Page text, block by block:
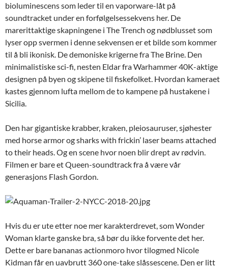
bioluminescens som leder til en vaporware-låt på
soundtracket under en forfølgelsessekvens her. De
marerittaktige skapningene i The Trench og nødblusset som
lyser opp svermen i denne sekvensen er et bilde som kommer
til å bli ikonisk. De demoniske krigerne fra The Brine. Den
minimalistiske sci-fi, nesten Eldar fra Warhammer 40K-aktige
designen på byen og skipene til fiskefolket. Hvordan kameraet
kastes gjennom lufta mellom de to kampene på hustakene i
Sicilia.
Den har gigantiske krabber, kraken, pleiosauruser, sjøhester
med horse armor og sharks with frickin’ laser beams attached
to their heads. Og en scene hvor noen blir drept av rødvin.
Filmen er bare et Queen-soundtrack fra å være vår
generasjons Flash Gordon.
Hvis du er ute etter noe mer karakterdrevet, som Wonder
Woman klarte ganske bra, så bør du ikke forvente det her.
Dette er bare bananas actionmoro hvor tilogmed Nicole
Kidman får en uavbrutt 360 one-take slåssescene. Den er litt